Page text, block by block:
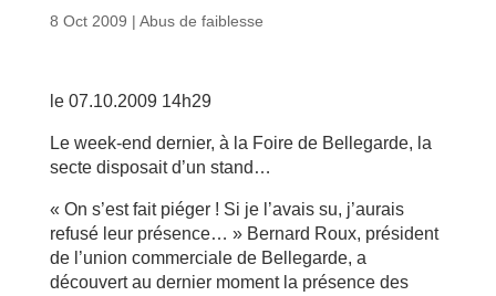
8 Oct 2009 | Abus de faiblesse
le 07.10.2009 14h29
Le week-end dernier, à la Foire de Bellegarde, la
secte disposait d’un stand…
« On s’est fait piéger ! Si je l’avais su, j’aurais
refusé leur présence… » Bernard Roux, président
de l’union commerciale de Bellegarde, a
découvert au dernier moment la présence des